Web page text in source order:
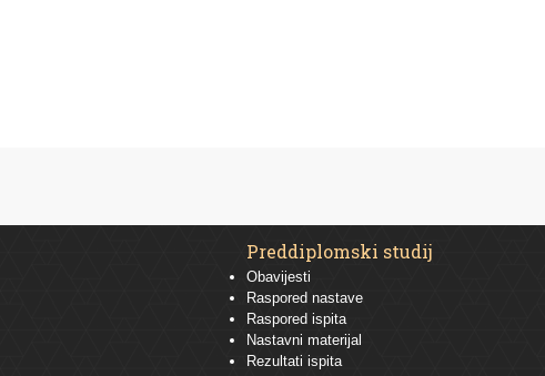
Preddiplomski studij
Obavijesti
Raspored nastave
Raspored ispita
Nastavni materijal
Rezultati ispita